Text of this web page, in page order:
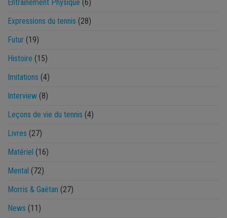
Entraînement Physique (6)
Expressions du tennis (28)
Futur (19)
Histoire (15)
Imitations (4)
Interview (8)
Leçons de vie du tennis (4)
Livres (27)
Matériel (16)
Mental (72)
Morris & Gaëtan (27)
News (11)